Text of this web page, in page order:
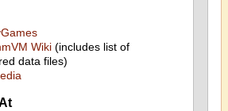
Wiki(includes list of
data files)